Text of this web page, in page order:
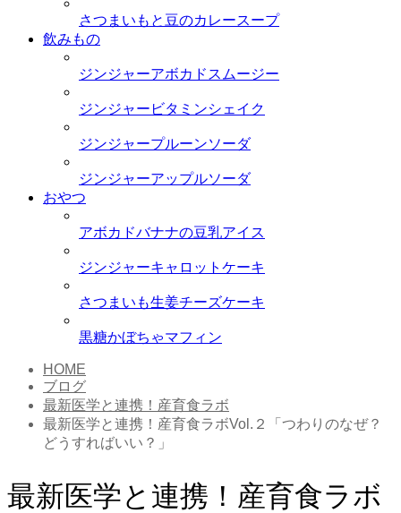
さつまいもと豆のカレースープ
飲みもの
ジンジャーアボカドスムージー
ジンジャービタミンシェイク
ジンジャープルーンソーダ
ジンジャーアップルソーダ
おやつ
アボカドバナナの豆乳アイス
ジンジャーキャロットケーキ
さつまいも生姜チーズケーキ
黒糖かぼちゃマフィン
HOME
ブログ
最新医学と連携！産育食ラボ
最新医学と連携！産育食ラボVol.２「つわりのなぜ？
どうすればいい？」
最新医学と連携！産育食ラボ